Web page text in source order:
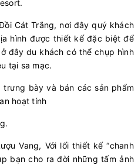
Cát Trắng, nơi đây quý khách
hình được thiết kế đặc biệt để
đây du khách có thể chụp hình
tại sa mạc.
trưng bày và bán các sản phẩm
hoạt tính
Vang, Với lối thiết kế “chanh
bạn cho ra đời những tấm ảnh